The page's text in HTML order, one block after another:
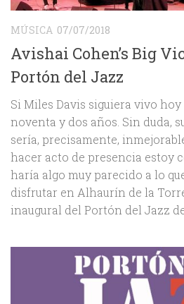
MÚSICA 07/07/2018
Avishai Cohen’s Big
Portón del Jazz
Si Miles Davis siguiera vivo
noventa y dos años. Sin duda,
sería, precisamente,
hacer acto de presencia estoy
haría algo muy parecido a lo
disfrutar en Alhaurín de la
inaugural del Portón del Jazz